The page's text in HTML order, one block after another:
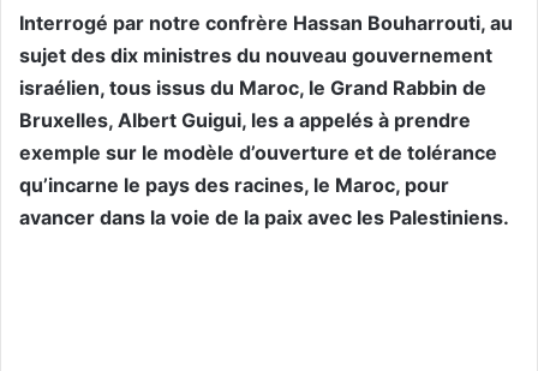
Interrogé par notre confrère Hassan Bouharrouti, au
sujet des dix ministres du nouveau gouvernement
israélien, tous issus du Maroc, le Grand Rabbin de
Bruxelles, Albert Guigui, les a appelés à prendre
exemple sur le modèle d’ouverture et de tolérance
qu’incarne le pays des racines, le Maroc, pour
avancer dans la voie de la paix avec les Palestiniens.